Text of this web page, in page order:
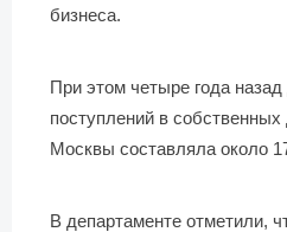
бизнеса.
При этом четыре года
поступлений в
Москвы составляла около
В департаменте отметили,